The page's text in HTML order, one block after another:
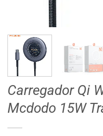
Carregador Qi
Mcdodo 15W